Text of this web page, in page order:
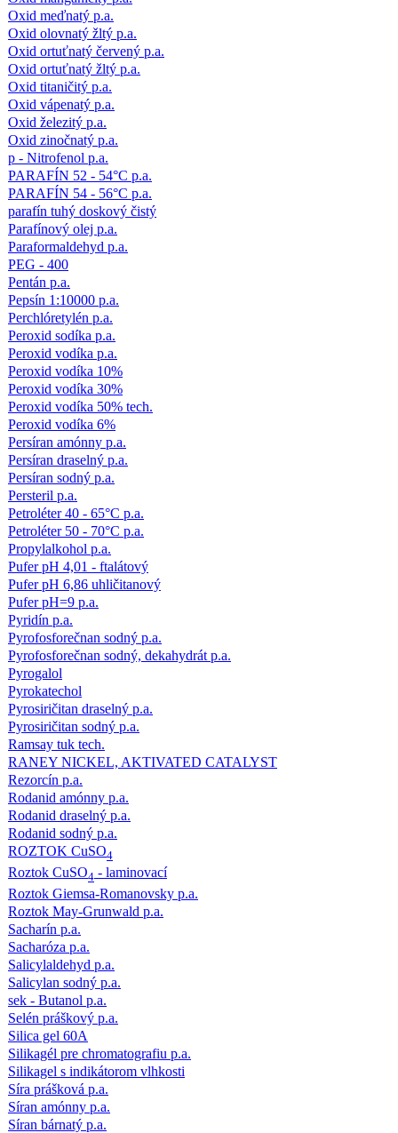
Oxid meďnatý p.a.
Oxid olovnatý žltý p.a.
Oxid ortuťnatý červený p.a.
Oxid ortuťnatý žltý p.a.
Oxid titaničitý p.a.
Oxid vápenatý p.a.
Oxid železitý p.a.
Oxid zinočnatý p.a.
p - Nitrofenol p.a.
PARAFÍN 52 - 54°C p.a.
PARAFÍN 54 - 56°C p.a.
parafín tuhý doskový čistý
Parafínový olej p.a.
Paraformaldehyd p.a.
PEG - 400
Pentán p.a.
Pepsín 1:10000 p.a.
Perchlóretylén p.a.
Peroxid sodíka p.a.
Peroxid vodíka p.a.
Peroxid vodíka 10%
Peroxid vodíka 30%
Peroxid vodíka 50% tech.
Peroxid vodíka 6%
Persíran amónny p.a.
Persíran draselný p.a.
Persíran sodný p.a.
Persteril p.a.
Petroléter 40 - 65°C p.a.
Petroléter 50 - 70°C p.a.
Propylalkohol p.a.
Pufer pH 4,01 - ftalátový
Pufer pH 6,86 uhličitanový
Pufer pH=9 p.a.
Pyridín p.a.
Pyrofosforečnan sodný p.a.
Pyrofosforečnan sodný, dekahydrát p.a.
Pyrogalol
Pyrokatechol
Pyrosiričitan draselný p.a.
Pyrosiričitan sodný p.a.
Ramsay tuk tech.
RANEY NICKEL, AKTIVATED CATALYST
Rezorcín p.a.
Rodanid amónny p.a.
Rodanid draselný p.a.
Rodanid sodný p.a.
ROZTOK CuSO4
Roztok CuSO4 - laminovací
Roztok Giemsa-Romanovsky p.a.
Roztok May-Grunwald p.a.
Sacharín p.a.
Sacharóza p.a.
Salicylaldehyd p.a.
Salicylan sodný p.a.
sek - Butanol p.a.
Selén práškový p.a.
Silica gel 60A
Silikagél pre chromatografiu p.a.
Silikagel s indikátorom vlhkosti
Síra prášková p.a.
Síran amónny p.a.
Síran bárnatý p.a.